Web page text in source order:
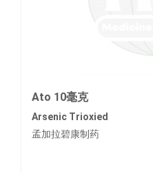
Ato 10毫克
Arsenic Trioxied
孟加拉碧康制药